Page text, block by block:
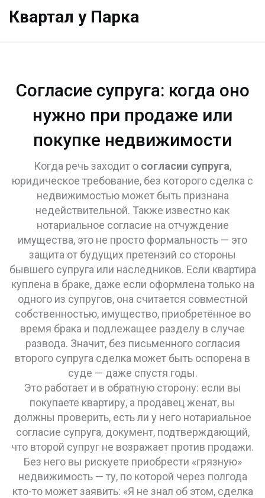
Квартал у Парка
Согласие супруга: когда оно
нужно при продаже или
покупке недвижимости
Когда речь заходит о согласии супруга,
юридическое требование, без которого сделка с
недвижимостью может быть признана
недействительной. Также известно как
нотариальное согласие на отчуждение
имущества, это не просто формальность — это
защита от будущих претензий со стороны
бывшего супруга или наследников. Если квартира
куплена в браке, даже если оформлена только на
одного из супругов, она считается совместной
собственностью, имущество, приобретённое во
время брака и подлежащее разделу в случае
развода. Значит, без письменного согласия
второго супруга сделка может быть оспорена в
суде — даже спустя годы.
Это работает и в обратную сторону: если вы
покупаете квартиру, а продавец женат, вы
должны проверить, есть ли у него нотариальное
согласие супруга, документ, подтверждающий,
что второй супруг не возражает против продажи.
Без него вы рискуете приобрести «грязную»
недвижимость — ту, по которой через полгода
кто-то может заявить: «Я не знал об этом, сделка